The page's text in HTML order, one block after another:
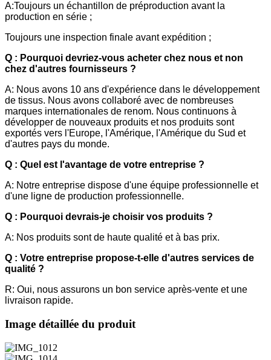
A:Toujours un échantillon de préproduction avant la
production en série ;
Toujours une inspection finale avant expédition ;
Q : Pourquoi devriez-vous acheter chez nous et non
chez d'autres fournisseurs ?
A: Nous avons 10 ans d'expérience dans le développement
de tissus. Nous avons collaboré avec de nombreuses
marques internationales de renom. Nous continuons à
développer de nouveaux produits et nos produits sont
exportés vers l'Europe, l'Amérique, l'Amérique du Sud et
d'autres pays du monde.
Q : Quel est l'avantage de votre entreprise ?
A: Notre entreprise dispose d'une équipe professionnelle et
d'une ligne de production professionnelle.
Q : Pourquoi devrais-je choisir vos produits ?
A: Nos produits sont de haute qualité et à bas prix.
Q : Votre entreprise propose-t-elle d'autres services de
qualité ?
R: Oui, nous assurons un bon service après-vente et une
livraison rapide.
Image détaillée du produit